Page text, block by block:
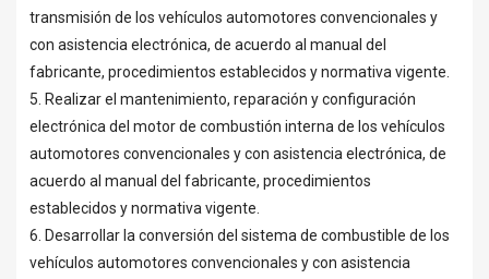
transmisión de los vehículos automotores convencionales y
con asistencia electrónica, de acuerdo al manual del
fabricante, procedimientos establecidos y normativa vigente.
5. Realizar el mantenimiento, reparación y configuración
electrónica del motor de combustión interna de los vehículos
automotores convencionales y con asistencia electrónica, de
acuerdo al manual del fabricante, procedimientos
establecidos y normativa vigente.
6. Desarrollar la conversión del sistema de combustible de los
vehículos automotores convencionales y con asistencia